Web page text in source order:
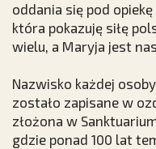
oddania się pod
która pokazuję siłę
wielu, a Maryja jest
Nazwisko każdej
zostało zapisane w
złożona w
gdzie ponad 100 lat